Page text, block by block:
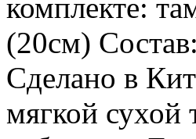
комплекте:
(20cм)
Сделано в
мягкой сухой